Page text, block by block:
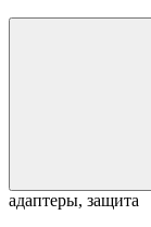
адаптеры, защита